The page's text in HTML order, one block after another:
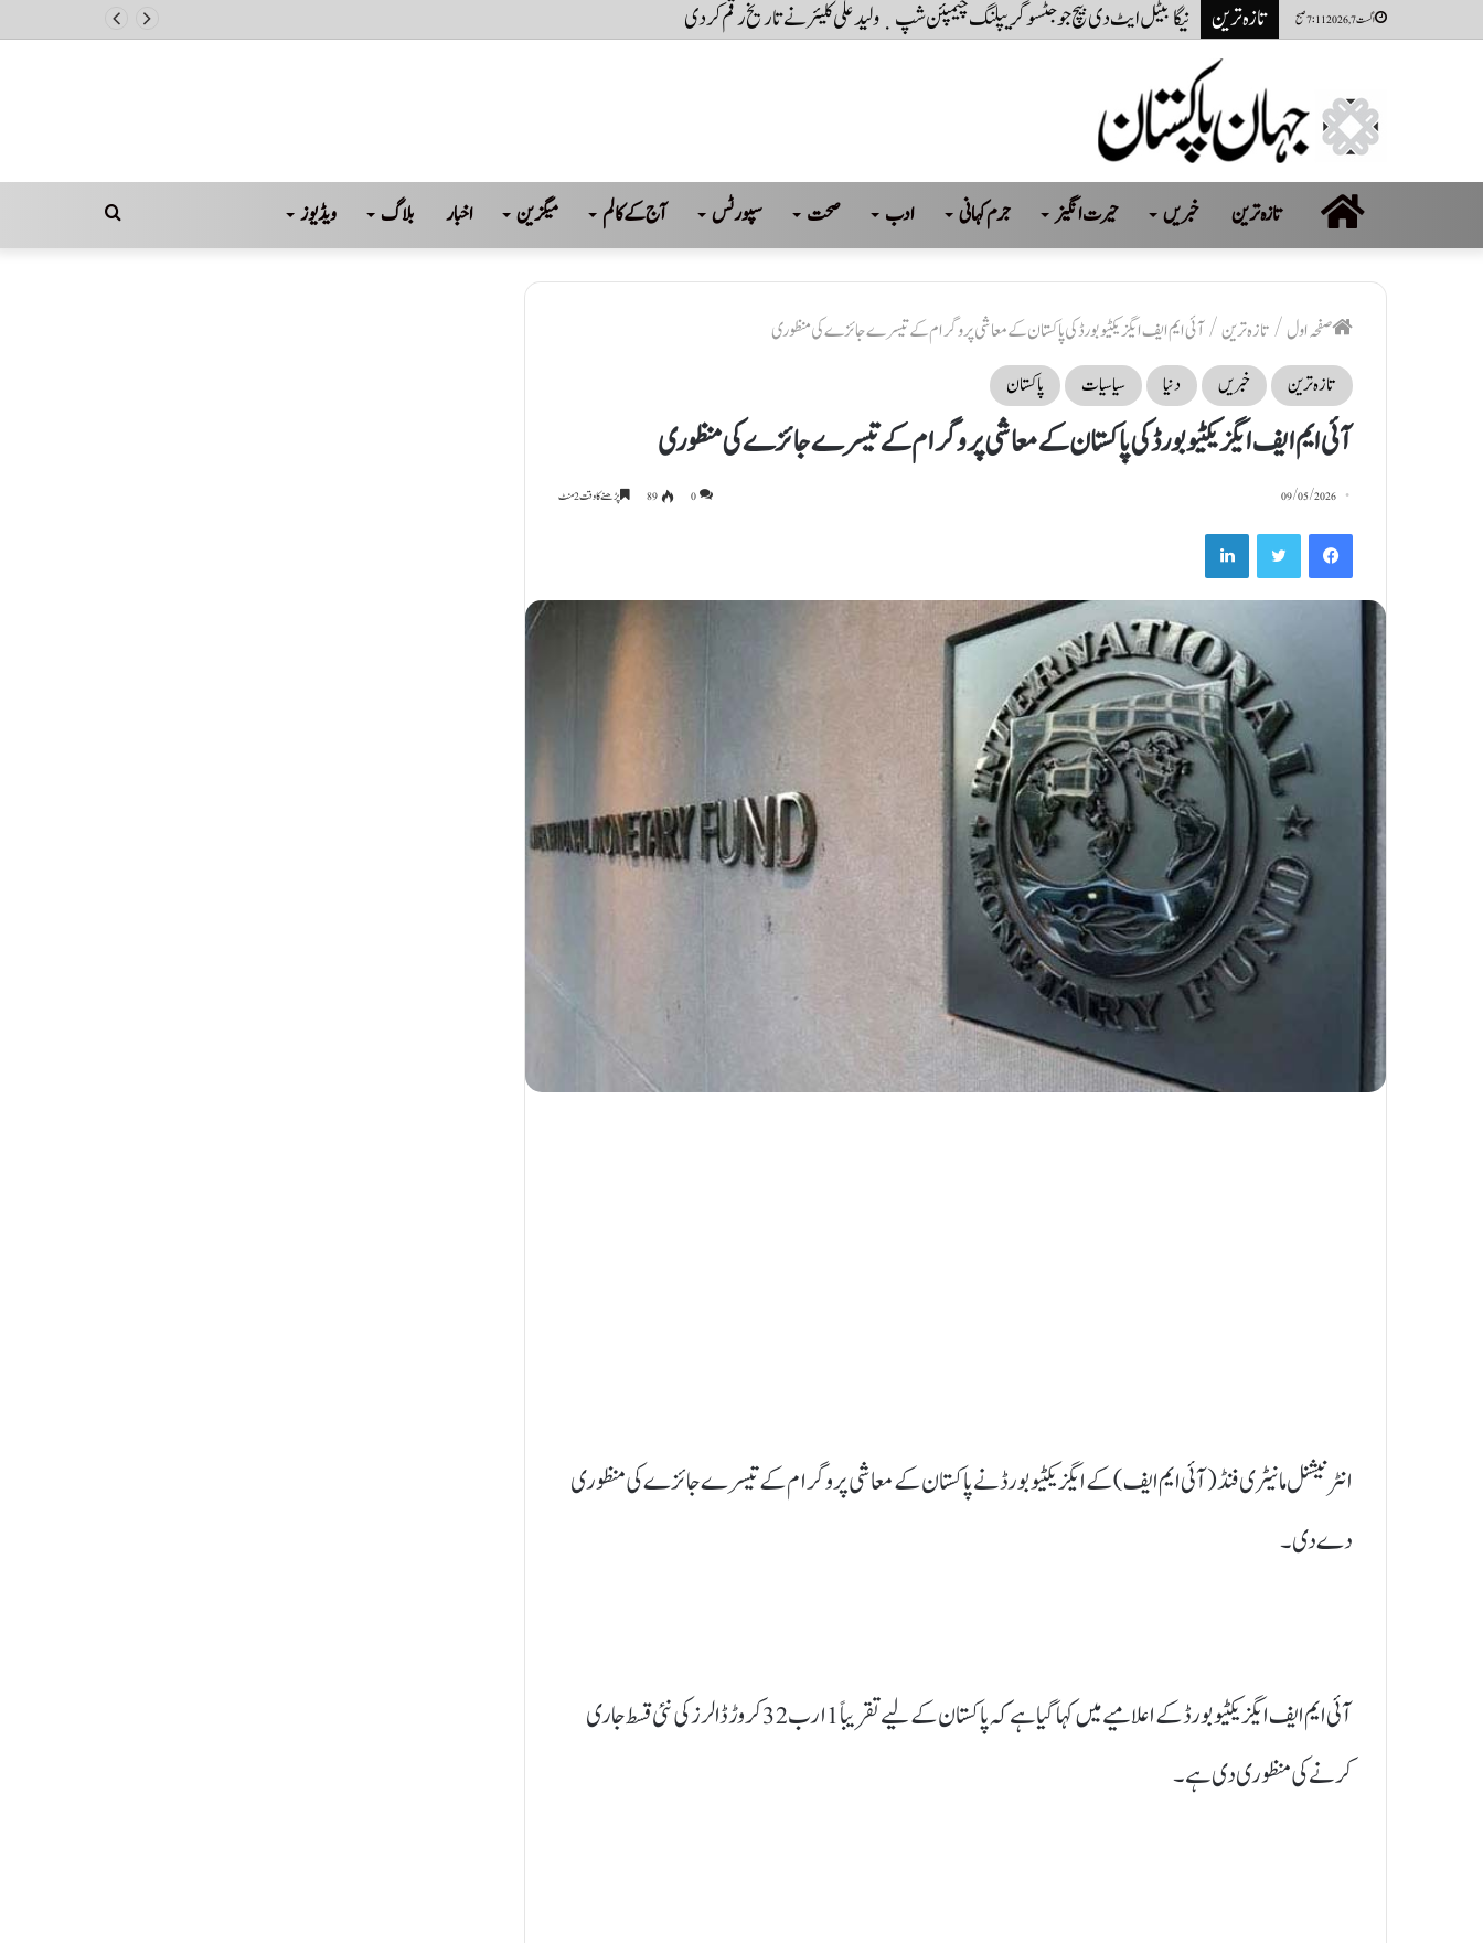
اگست 7, 2026 7:11 صبح تازہ ترین پاکستانی کرکٹر حمزہ نذر پر 2 سال کی پابندی اور 10 لاکھ روپےکا جرمانہ عائد
صفحہ
اول
تازہ ترین خبریں حیرت انگیز جرم کہانی ادب صحت سپورٹس آج کے کالم میگزین اخبار بلاگ ویڈیوز Search
صفحہ اول /تازہ ترین/آئی ایم ایف ایگزیکٹیو بورڈ کی پاکستان کے معاشی پروگرام کے تیسرے جائزے کی منظوری
تازہ ترین
خبریں دنیا سیاسیات پاکستان
آئی ایم ایف ایگزیکٹیو بورڈ کی پاکستان کے معاشی پروگرام کے تیسرے جائزے کی منظوری
09/05/2026
0
89 پڑھنے کا وقت 2 منٹ
Facebook
Twitter
LinkedIn
انٹرنیشنل مانیٹری فنڈ (آئی ایم ایف) کے ایگزیکٹیو بورڈ نے پاکستان کے معاشی پروگرام کے تیسرے جائزے کی منظوری
دے دی۔
آئی ایم ایف ایگزیکٹیو بورڈ کے اعلامیے میں کہا گیا ہے کہ پاکستان کے لیے تقریباً 1 ارب 32 کروڑ ڈالرز کی نئی قسط جاری
کرنے کی منظوری دی ہے۔